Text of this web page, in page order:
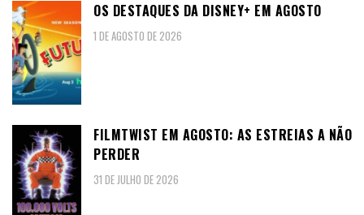
OS DESTAQUES DA DISNEY+ EM AGOSTO
1 DE AGOSTO DE 2026
FILMTWIST EM AGOSTO: AS ESTREIAS A NÃO
PERDER
31 DE JULHO DE 2026